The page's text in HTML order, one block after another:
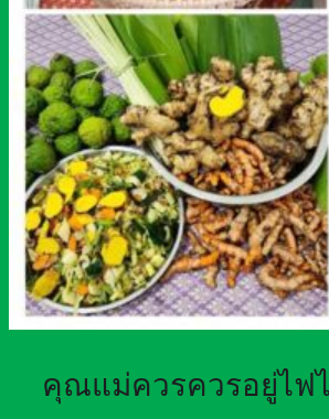
คุณแม่ควรควรอยู่ไฟ